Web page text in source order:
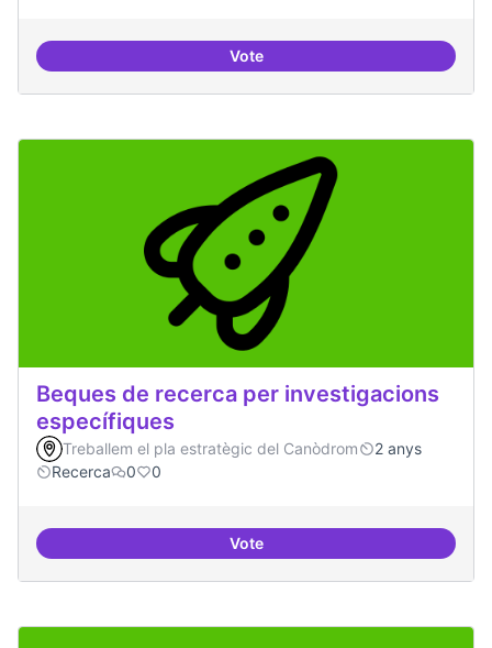
VoteDrets Humans i capa digital
Beques de recerca per investigacions
específiques
Treballem el pla estratègic del Canòdrom
2 anys
Recerca
0 0
VoteBeques de recerca per